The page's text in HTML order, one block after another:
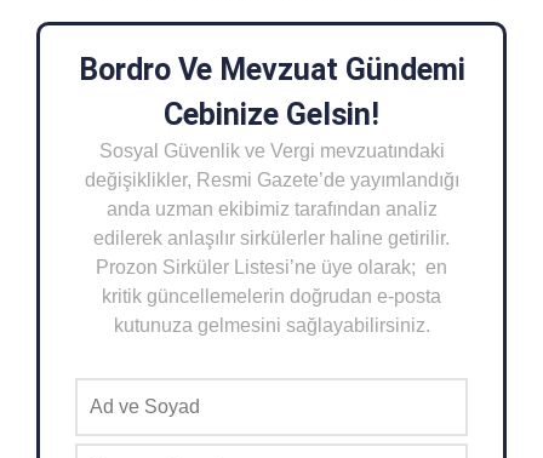
Bordro Ve Mevzuat Gündemi
Cebinize Gelsin!
Sosyal Güvenlik ve Vergi mevzuatındaki
değişiklikler, Resmi Gazete’de yayımlandığı
anda uzman ekibimiz tarafından analiz
edilerek anlaşılır sirkülerler haline getirilir.
Prozon Sirküler Listesi’ne üye olarak; en
kritik güncellemelerin doğrudan e-posta
kutunuza gelmesini sağlayabilirsiniz.